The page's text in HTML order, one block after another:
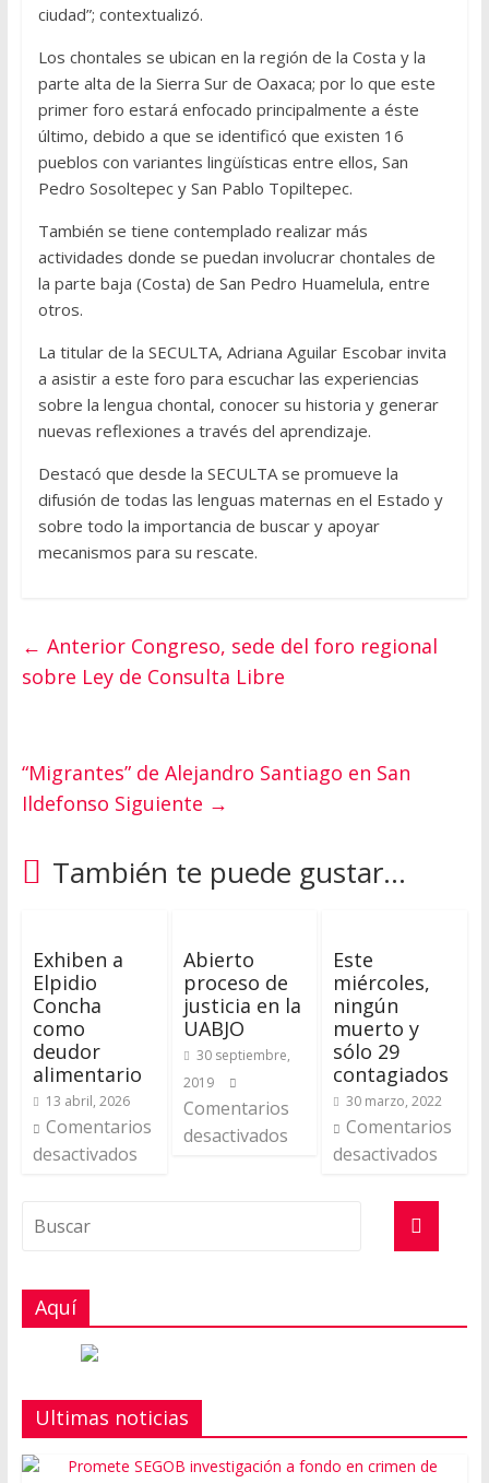
ciudad”; contextualizó.
Los chontales se ubican en la región de la Costa y la
parte alta de la Sierra Sur de Oaxaca; por lo que este
primer foro estará enfocado principalmente a éste
último, debido a que se identificó que existen 16
pueblos con variantes lingüísticas entre ellos, San
Pedro Sosoltepec y San Pablo Topiltepec.
También se tiene contemplado realizar más
actividades donde se puedan involucrar chontales de
la parte baja (Costa) de San Pedro Huamelula, entre
otros.
La titular de la SECULTA, Adriana Aguilar Escobar invita
a asistir a este foro para escuchar las experiencias
sobre la lengua chontal, conocer su historia y generar
nuevas reflexiones a través del aprendizaje.
Destacó que desde la SECULTA se promueve la
difusión de todas las lenguas maternas en el Estado y
sobre todo la importancia de buscar y apoyar
mecanismos para su rescate.
← AnteriorCongreso, sede del foro regional
sobre Ley de Consulta Libre
“Migrantes” de Alejandro Santiago en San
Ildefonso Siguiente →
También te puede gustar...
Exhiben a
Elpidio
Concha
como
deudor
alimentario
13 abril, 2026
Comentarios
desactivados
Abierto
proceso de
justicia en la
UABJO
30 septiembre,
2019
Comentarios
desactivados
Este
miércoles,
ningún
muerto y
sólo 29
contagiados
30 marzo, 2022
Comentarios
desactivados
Aquí
Ultimas noticias